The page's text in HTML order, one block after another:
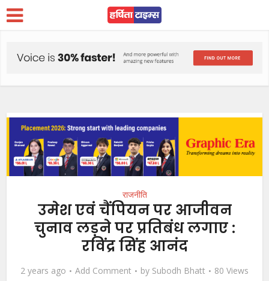
राजनीति
उमेश एवं चैंपियन पर आजीवन
चुनाव लड़ने पर प्रतिबंध लगाए :
रविंद्र सिंह आनंद
2 years ago Add Comment by Subodh Bhatt 80 Views